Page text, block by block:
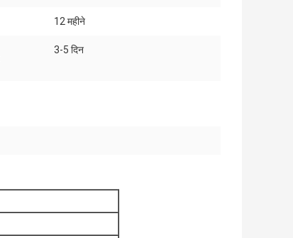
12 महीने
3-5 दिन